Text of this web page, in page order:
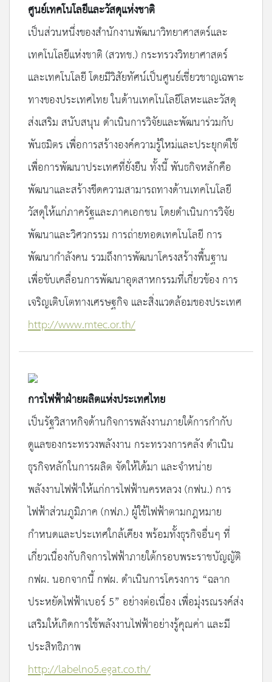
ศูนย์เทคโนโลยีและวัสดุแห่งชาติ
เป็นส่วนหนึ่งของสำนักงานพัฒนาวิทยาศาสตร์และ
เทคโนโลยีแห่งชาติ (สวทช.) กระทรวงวิทยาศาสตร์
และเทคโนโลยี โดยมีวิสัยทัศน์เป็นศูนย์เชี่ยวชาญเฉพาะ
ทางของประเทศไทย ในด้านเทคโนโลยีโลหะและวัสดุ
ส่งเสริม สนับสนุน ดำเนินการวิจัยและพัฒนาร่วมกับ
พันธมิตร เพื่อการสร้างองค์ความรู้ใหม่และประยุกต์ใช้
เพื่อการพัฒนาประเทศที่ยั่งยืน ทั้งนี้ พันธกิจหลักคือ
พัฒนาและสร้างขีดความสามารถทางด้านเทคโนโลยี
วัสดุให้แก่ภาครัฐและภาคเอกชน โดยดำเนินการวิจัย
พัฒนาและวิศวกรรม การถ่ายทอดเทคโนโลยี การ
พัฒนากำลังคน รวมถึงการพัฒนาโครงสร้างพื้นฐาน
เพื่อขับเคลื่อนการพัฒนาอุตสาหกรรมที่เกี่ยวข้อง การ
เจริญเติบโตทางเศรษฐกิจ และสิ่งแวดล้อมของประเทศ
http://www.mtec.or.th/
การไฟฟ้าฝ่ายผลิตแห่งประเทศไทย
เป็นรัฐวิสาหกิจด้านกิจการพลังงานภายใต้การกำกับ
ดูแลของกระทรวงพลังงาน กระทรวงการคลัง ดำเนิน
ธุรกิจหลักในการผลิต จัดให้ได้มา และจำหน่าย
พลังงานไฟฟ้าให้แก่การไฟฟ้านครหลวง (กฟน.) การ
ไฟฟ้าส่วนภูมิภาค (กฟภ.) ผู้ใช้ไฟฟ้าตามกฎหมาย
กำหนดและประเทศใกล้เคียง พร้อมทั้งธุรกิจอื่นๆ ที่
เกี่ยวเนื่องกับกิจการไฟฟ้าภายใต้กรอบพระราชบัญญัติ
กฟผ. นอกจากนี้ กฟผ. ดำเนินการโครงการ “ฉลาก
ประหยัดไฟฟ้าเบอร์ 5” อย่างต่อเนื่อง เพื่อมุ่งรณรงค์ส่ง
เสริมให้เกิดการใช้พลังงานไฟฟ้าอย่างรู้คุณค่า และมี
ประสิทธิภาพ
http://labelno5.egat.co.th/